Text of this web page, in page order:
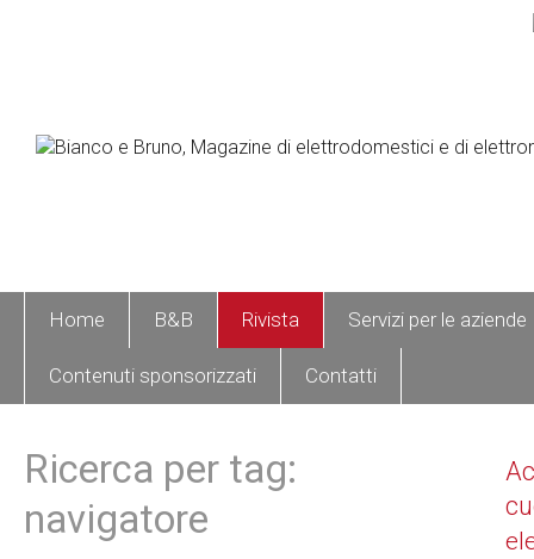
Home B&B Rivista Servizi per le aziende
Contenuti sponsorizzati Contatti
Ricerca per tag:
navigatore